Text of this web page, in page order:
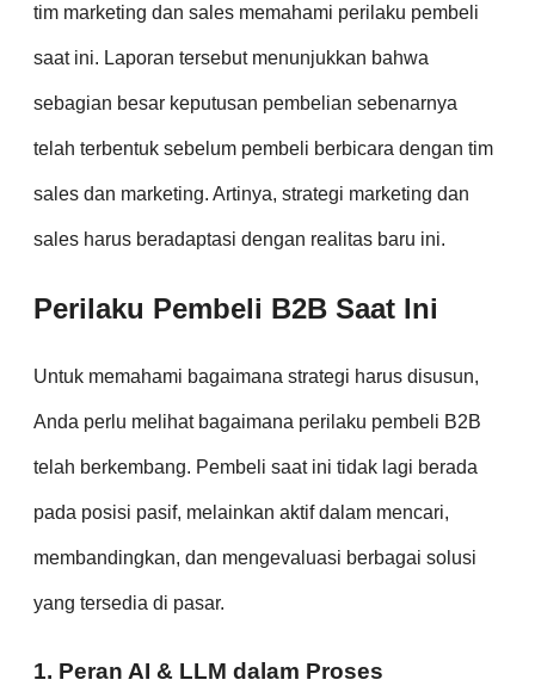
tim marketing dan sales memahami perilaku pembeli
saat ini. Laporan tersebut menunjukkan bahwa
sebagian besar keputusan pembelian sebenarnya
telah terbentuk sebelum pembeli berbicara dengan tim
sales dan marketing. Artinya, strategi marketing dan
sales harus beradaptasi dengan realitas baru ini.
Perilaku Pembeli B2B Saat Ini
Untuk memahami bagaimana strategi harus disusun,
Anda perlu melihat bagaimana perilaku pembeli B2B
telah berkembang. Pembeli saat ini tidak lagi berada
pada posisi pasif, melainkan aktif dalam mencari,
membandingkan, dan mengevaluasi berbagai solusi
yang tersedia di pasar.
1. Peran AI & LLM dalam Proses